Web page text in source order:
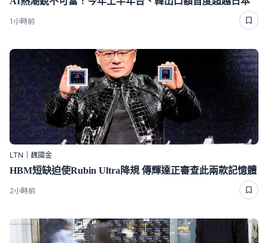
1小時前
LTN｜魏國金
HBM短缺迫使Rubin Ultra降規 傳輝達正審查此兩款記憶體
2小時前